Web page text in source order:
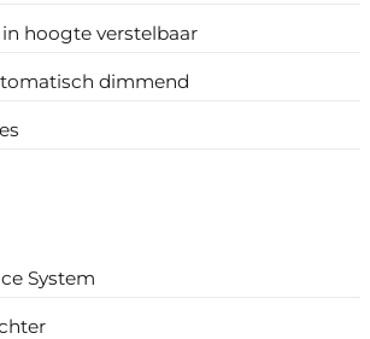
hoogte verstelbaar
dimmend
System